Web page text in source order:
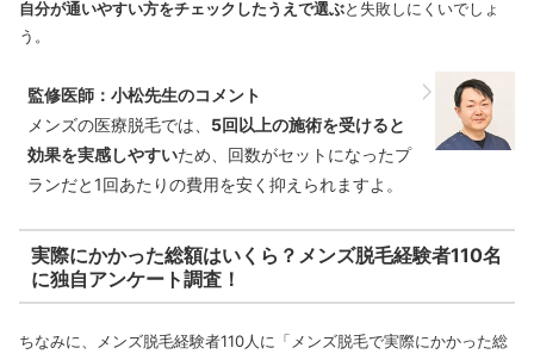
自分が通いやすい方をチェックしたうえで選ぶと失敗しにくいでしょ
う。
監修医師：小松先生のコメント
メンズの医療脱毛では、 5回以上の施術を受けると
効果を実感しやすいため、回数がセットになったプ
ランだと1回あたりの費用を安く抑えられますよ。
実際にかかった総額はいくら？メンズ脱毛経験者110名
に独自アンケート調査！
ちなみに、メンズ脱毛経験者110人に「メンズ脱毛で実際にかかった総